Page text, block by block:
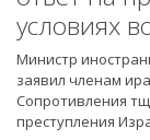
условиях
Министр
заявил членам
Сопротивления
преступления